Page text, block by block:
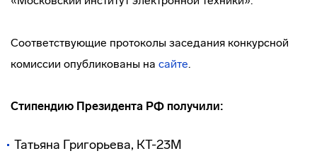
Соответствующие протоколы заседания конкурсной
комиссии опубликованы на сайте.
Стипендию Президента РФ получили:
Татьяна Григорьева, КТ-23М